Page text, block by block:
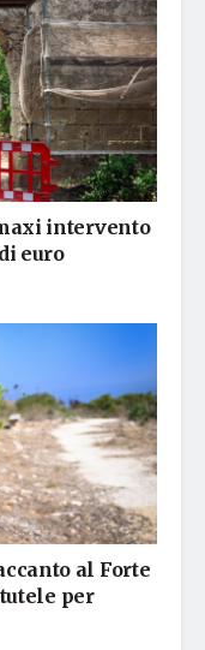
intervento
euro
al Forte
per